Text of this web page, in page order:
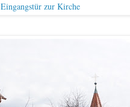
Eingangstür zur Kirche